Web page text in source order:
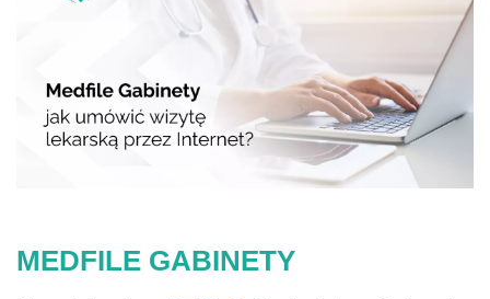
MEDFILE GABINETY